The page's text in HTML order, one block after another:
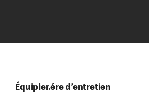
Équipier.ére d’entretien